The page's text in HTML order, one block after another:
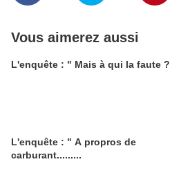
Vous aimerez aussi
L'enquête : " Mais à qui la faute ?
L'enquête : " A propros de
carburant.........